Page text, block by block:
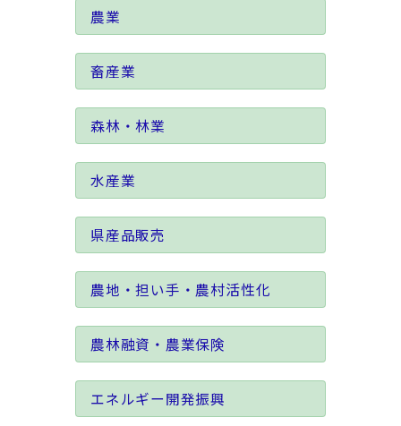
農業
畜産業
森林・林業
水産業
県産品販売
農地・担い手・農村活性化
農林融資・農業保険
エネルギー開発振興